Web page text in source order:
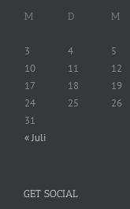
M D M
3
4 5
10
11 12
17
18 19
24
25 26
31
« Juli
GET SOCIAL